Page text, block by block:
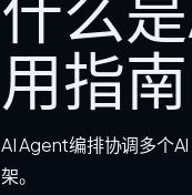
用指南
AI Agent编排协调多个
架。